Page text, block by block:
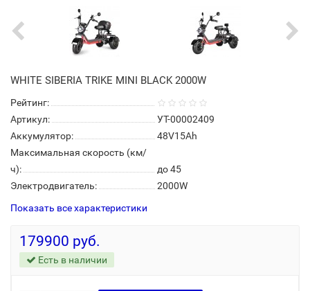
WHITE SIBERIA TRIKE MINI BLACK 2000W
Рейтинг:
Артикул:
УТ-00002409
Аккумулятор:
48V15Ah
Максимальная скорость (км/
ч):
до 45
Электродвигатель:
2000W
Показать все характеристики
179900 руб.
Есть в наличии